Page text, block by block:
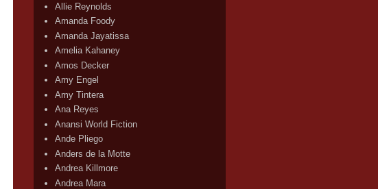
Allie Reynolds
Amanda Foody
Amanda Jayatissa
Amelia Kahaney
Amos Decker
Amy Engel
Amy Tintera
Ana Reyes
Anansi World Fiction
Ande Pliego
Anders de la Motte
Andrea Killmore
Andrea Mara